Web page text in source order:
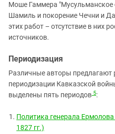
Моше Гаммера "Мусульманское
Шамиль и покорение Чечни и
этих работ – отсутствие в них
источников.
Периодизация
Различные авторы предлагают
периодизации Кавказской
выделены пять периодов 5:
Политика генерала
1827 гг.)